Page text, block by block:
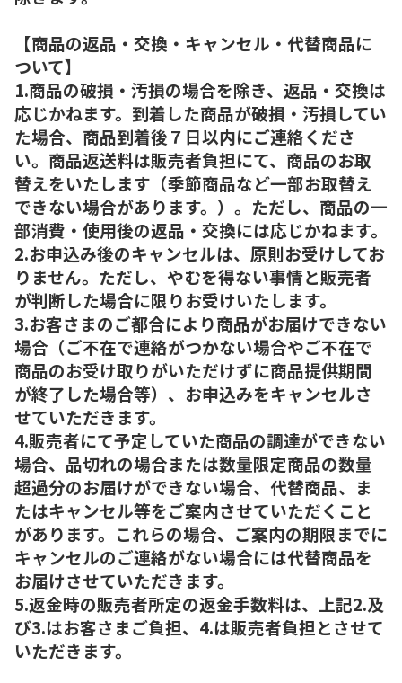
【商品の返品・交換・キャンセル・代替商品に
ついて】
1.商品の破損・汚損の場合を除き、返品・交換は
応じかねます。到着した商品が破損・汚損してい
た場合、商品到着後７日以内にご連絡くださ
い。商品返送料は販売者負担にて、商品のお取
替えをいたします（季節商品など一部お取替え
できない場合があります。）。ただし、商品の一
部消費・使用後の返品・交換には応じかねます。
2.お申込み後のキャンセルは、原則お受けしてお
りません。ただし、やむを得ない事情と販売者
が判断した場合に限りお受けいたします。
3.お客さまのご都合により商品がお届けできない
場合（ご不在で連絡がつかない場合やご不在で
商品のお受け取りがいただけずに商品提供期間
が終了した場合等）、お申込みをキャンセルさ
せていただきます。
4.販売者にて予定していた商品の調達ができない
場合、品切れの場合または数量限定商品の数量
超過分のお届けができない場合、代替商品、ま
たはキャンセル等をご案内させていただくこと
があります。これらの場合、ご案内の期限までに
キャンセルのご連絡がない場合には代替商品を
お届けさせていただきます。
5.返金時の販売者所定の返金手数料は、上記2.及
び3.はお客さまご負担、4.は販売者負担とさせて
いただきます。